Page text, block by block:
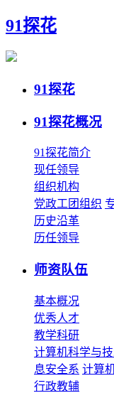
91探花
91探花
91探花概况
91探花简介
现任领导
组织机构
党政工团组织
历史沿革
历任领导
师资队伍
基本概况
优秀人才
教学科研
计算机科学与
息安全系 计算
行政教辅